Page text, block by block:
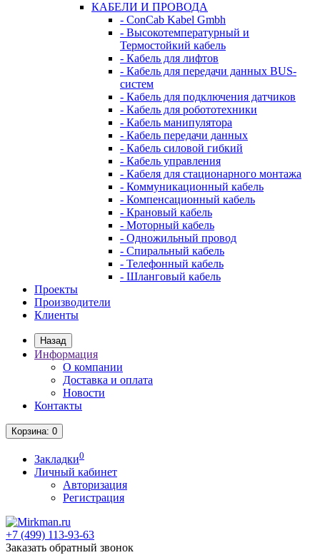
КАБЕЛИ И ПРОВОДА
- ConCab Kabel Gmbh
- Высокотемпературный и
Термостойкий кабель
- Кабель для лифтов
- Кабель для передачи данных BUS-
систем
- Кабель для подключения датчиков
- Кабель для робототехники
- Кабель манипулятора
- Кабель передачи данных
- Кабель силовой гибкий
- Кабель управления
- Кабеля для стационарного монтажа
- Коммуникационный кабель
- Компенсационный кабель
- Крановый кабель
- Моторный кабель
- Одножильный провод
- Спиральный кабель
- Телефонный кабель
- Шланговый кабель
Проекты
Производители
Клиенты
Назад
Информация
О компании
Доставка и оплата
Новости
Контакты
Корзина: 0
Закладки0
Личный кабинет
Авторизация
Регистрация
+7 (499) 113-93-63
Заказать обратный звонок